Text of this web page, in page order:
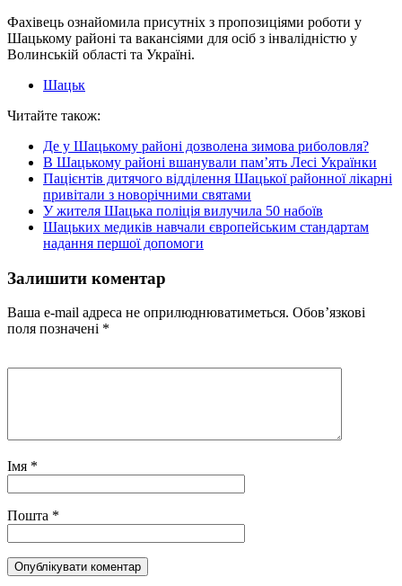
Фахівець ознайомила присутніх з пропозиціями роботи у
Шацькому районі та вакансіями для осіб з інвалідністю у
Волинській області та Україні.
Шацьк
Читайте також:
Де у Шацькому районі дозволена зимова риболовля?
В Шацькому районі вшанували пам’ять Лесі Українки
Пацієнтів дитячого відділення Шацької районної лікарні
привітали з новорічними святами
У жителя Шацька поліція вилучила 50 набоїв
Шацьких медиків навчали європейським стандартам
надання першої допомоги
Залишити коментар
Ваша e-mail адреса не оприлюднюватиметься. Обов’язкові
поля позначені *
Імя *
Пошта *